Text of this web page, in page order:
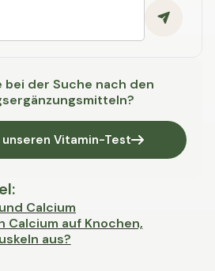
bei der Suche nach den
unseren Vitamin-Test
:
Calcium
Calcium auf Knochen,
aus?